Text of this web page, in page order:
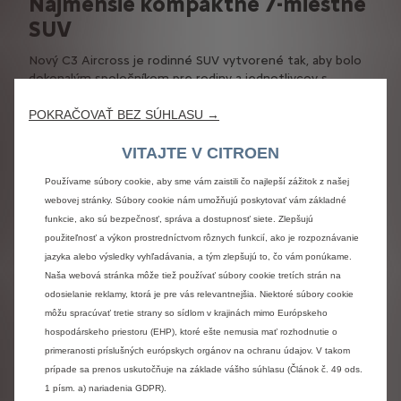
SUV
Nový C3 Aircross je rodinné SUV vytvorené tak, aby bolo
dokonalým spoločníkom pre rodiny a jednotlivcov s
ponúka modularitu a robustnosť a viacero motorizácií,
členov v rodine Citroën: Nový benzínový Citroën C3
Nový C3 Aircross s dĺžkou len 4,39 m nanovo definuje
štandardy tým, že odvezie až 7 ľudí a ponúka funkčnosť a
užívateľskú prívetivosť.
Tento inovatívny model si zachováva kompaktnosť a
manévrovateľnosť a zároveň maximalizuje flexibilitu.
Vyberte si C3 Aircross, ktorý vyhovuje vašim potrebám a
preferenciám.
Objaviť C3 Aircross
POKRAČOVAŤ BEZ SÚHLASU →
VITAJTE V CITROEN
Používame súbory cookie, aby sme vám zaistili čo najlepší zážitok z našej
webovej stránky. Súbory cookie nám umožňujú poskytovať vám základné
funkcie, ako sú bezpečnosť, správa a dostupnosť siete. Zlepšujú
použiteľnosť a výkon prostredníctvom rôznych funkcií, ako je rozpoznávanie
jazyka alebo výsledky vyhľadávania, a tým zlepšujú to, čo vám ponúkame.
Naša webová stránka môže tiež používať súbory cookie tretích strán na
odosielanie reklamy, ktorá je pre vás relevantnejšia. Niektoré súbory cookie
môžu spracúvať tretie strany so sídlom v krajinách mimo Európskeho
hospodárskeho priestoru (EHP), ktoré ešte nemusia mať rozhodnutie o
primeranosti príslušných európskych orgánov na ochranu údajov. V takom
prípade sa prenos uskutočňuje na základe vášho súhlasu (Článok č. 49 ods.
1 písm. a) nariadenia GDPR).